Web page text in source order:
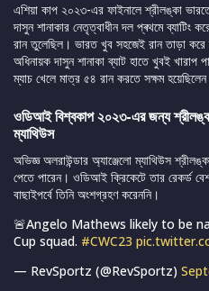
এশিয়া কাপ ২০২৩-এর ফাইনালে শ্রীলঙ্কা
দাসুন শানাকার নেতৃত্বাধীন দল প্ৰথমে
রান তুলেছিল। ভারত খুব সহজেই রান তাড়া করে
অধিনায়ক দাসুন শানাকা ব্যাট হাতে খুবই খারাপ
ম্যাচ খেলে মাত্র ৫৪ রান করতে সক্ষম
ওডিআই বিশ্বকাপ ২০২৩-এর জন্য
ম্যাথিউস
অভিজ্ঞ অলরাউন্ডার অ্যাঞ্জেলো ম্যাথিউস
পেতে পারেন। ওডিআই ক্রিকেটে তার রেকর্ড
বাছাইপর্বে তিনি অংশগ্রহণ করেননি।
🚨Angelo Mathews likely to be
Cup squad. #CWC23
— RevSportz (@RevSportz)